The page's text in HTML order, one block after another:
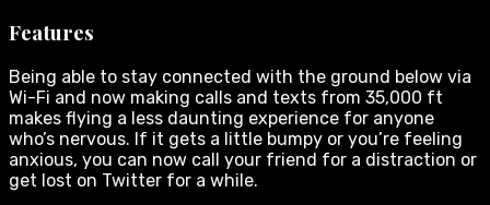
Features
Being able to stay connected with the ground below via
Wi-Fi and now making calls and texts from 35,000 ft
makes flying a less daunting experience for anyone
who’s nervous. If it gets a little bumpy or you’re feeling
anxious, you can now call your friend for a distraction or
get lost on Twitter for a while.